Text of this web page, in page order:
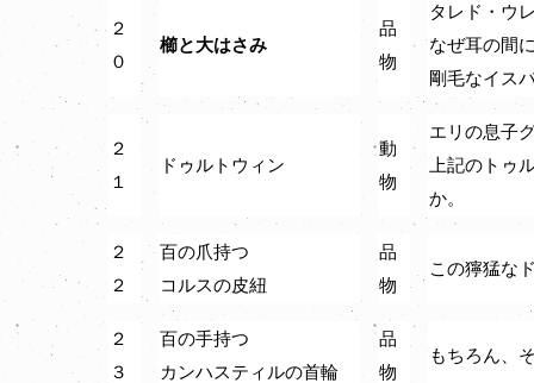
２
０
櫛と大はさみ
品
物
タレド・ウ
なぜ耳の間
剛毛なイス
２
１
ドゥルトウィン
動
物
エリの息子
上記のトゥ
か。
２
２
百の爪持つ
コルスの皮紐
品
物
この獰猛な
２
３
百の手持つ
カンハスティルの首輪
品
物
もちろん、